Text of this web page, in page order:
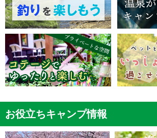
お役立ちキャンプ情報